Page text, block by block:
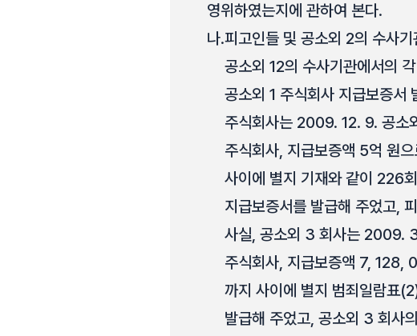
영위하였는지에 관하여 본다.
나.피고인들 및 공소외 2의 수사
공소외 12의 수사기관에서의
공소외 1 주식회사 지급보증서
주식회사는 2009. 12. 9. 공소
주식회사, 지급보증액 5억 원
사이에 별지 기재와 같이 226
지급보증서를 발급해 주었고,
사실, 공소외 3 회사는 2009.
주식회사, 지급보증액 7, 128,
까지 사이에 별지 범죄일람표
발급해 주었고, 공소외 3 회사